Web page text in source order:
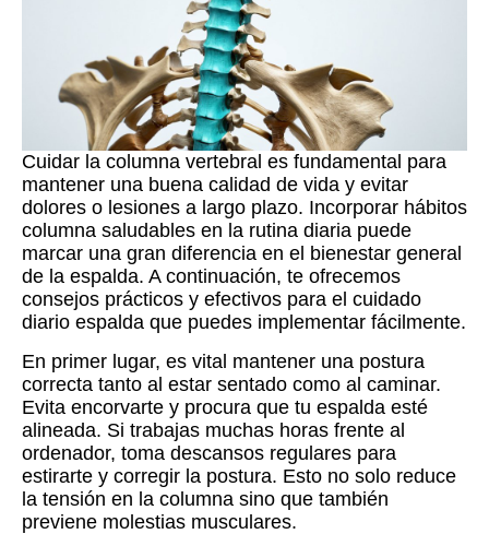
Cuidar la columna vertebral es fundamental para
mantener una buena calidad de vida y evitar
dolores o lesiones a largo plazo. Incorporar hábitos
columna saludables en la rutina diaria puede
marcar una gran diferencia en el bienestar general
de la espalda. A continuación, te ofrecemos
consejos prácticos y efectivos para el cuidado
diario espalda que puedes implementar fácilmente.
En primer lugar, es vital mantener una postura
correcta tanto al estar sentado como al caminar.
Evita encorvarte y procura que tu espalda esté
alineada. Si trabajas muchas horas frente al
ordenador, toma descansos regulares para
estirarte y corregir la postura. Esto no solo reduce
la tensión en la columna sino que también
previene molestias musculares.